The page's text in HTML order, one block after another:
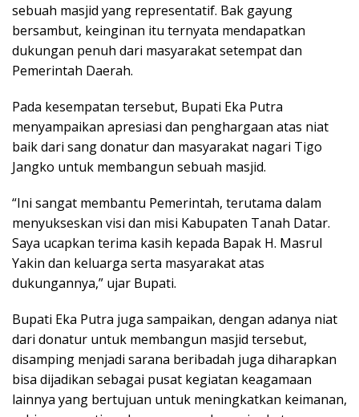
sebuah masjid yang representatif. Bak gayung
bersambut, keinginan itu ternyata mendapatkan
dukungan penuh dari masyarakat setempat dan
Pemerintah Daerah.
Pada kesempatan tersebut, Bupati Eka Putra
menyampaikan apresiasi dan penghargaan atas niat
baik dari sang donatur dan masyarakat nagari Tigo
Jangko untuk membangun sebuah masjid.
“Ini sangat membantu Pemerintah, terutama dalam
menyukseskan visi dan misi Kabupaten Tanah Datar.
Saya ucapkan terima kasih kepada Bapak H. Masrul
Yakin dan keluarga serta masyarakat atas
dukungannya,” ujar Bupati.
Bupati Eka Putra juga sampaikan, dengan adanya niat
dari donatur untuk membangun masjid tersebut,
disamping menjadi sarana beribadah juga diharapkan
bisa dijadikan sebagai pusat kegiatan keagamaan
lainnya yang bertujuan untuk meningkatkan keimanan,